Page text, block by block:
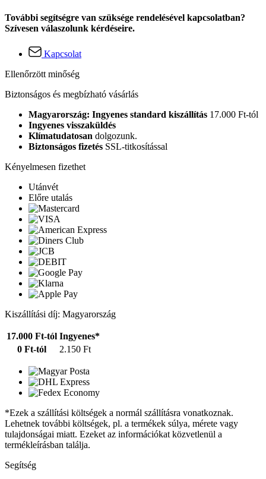
További segítségre van szüksége rendelésével kapcsolatban?
Szívesen válaszolunk kérdéseire.
Kapcsolat
Ellenőrzött minőség
Biztonságos és megbízható vásárlás
Magyarország: Ingyenes standard kiszállítás 17.000 Ft-tól
Ingyenes visszaküldés
Klímatudatosan dolgozunk.
Biztonságos fizetés SSL-titkosítással
Kényelmesen fizethet
Utánvét
Előre utalás
Kiszállítási díj: Magyarország
17.000 Ft-tól Ingyenes*
0 Ft-tól
2.150 Ft
*Ezek a szállítási költségek a normál szállításra vonatkoznak.
Lehetnek további költségek, pl. a termékek súlya, mérete vagy
tulajdonságai miatt. Ezeket az információkat közvetlenül a
termékleírásban találja.
Segítség